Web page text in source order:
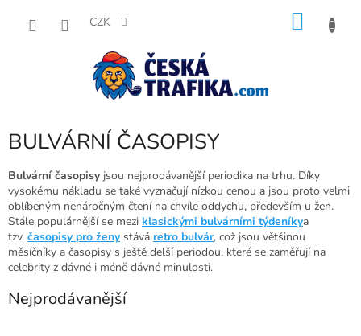
CZK
BULVÁRNÍ ČASOPISY
Bulvární časopisy jsou nejprodávanější periodika na trhu. Díky
vysokému nákladu se také vyznačují nízkou cenou a jsou proto velmi
oblíbeným nenáročným čtení na chvíle oddychu, především u žen.
Stále populárnější se mezi klasickými bulvárními týdeníkya
tzv. časopisy pro ženy stává retro bulvár, což jsou většinou
měsíčníky a časopisy s ještě delší periodou, které se zaměřují na
celebrity z dávné i méně dávné minulosti.
Nejprodávanější